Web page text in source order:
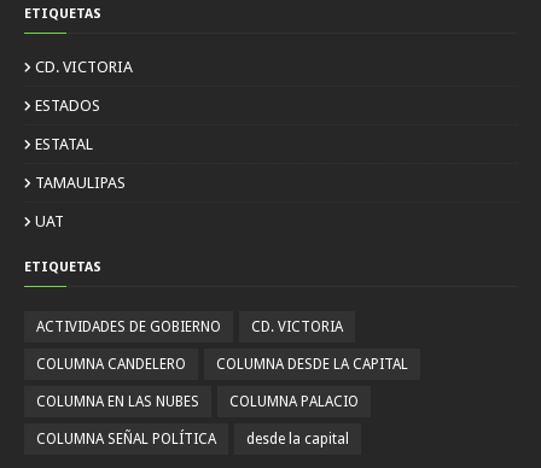
ETIQUETAS
CD. VICTORIA
ESTADOS
ESTATAL
TAMAULIPAS
UAT
ETIQUETAS
ACTIVIDADES DE GOBIERNO CD. VICTORIA
COLUMNA CANDELERO COLUMNA DESDE LA CAPITAL
COLUMNA EN LAS NUBES COLUMNA PALACIO
COLUMNA SEÑAL POLÍTICA desde la capital